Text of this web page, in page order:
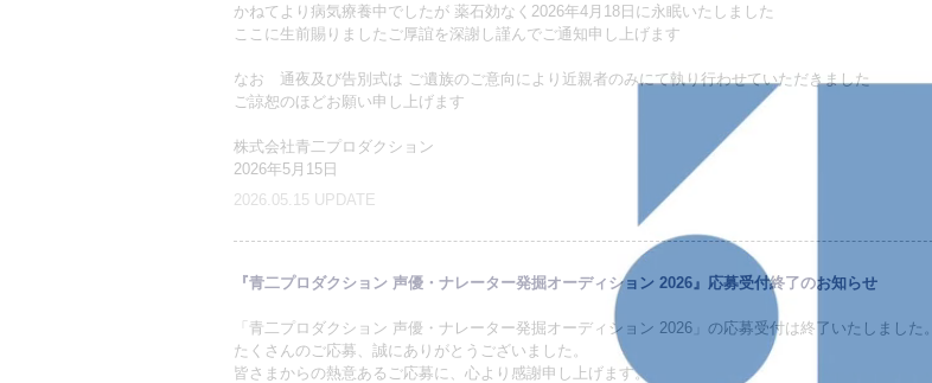
かねてより病気療養中でしたが 薬石効なく2026年4月18日に永眠いたしました
ここに生前賜りましたご厚誼を深謝し謹んでご通知申し上げます
なお 通夜及び告別式は ご遺族のご意向により近親者のみにて執り行わせていただきました
ご諒恕のほどお願い申し上げます
株式会社青二プロダクション
2026年5月15日
2026.05.15 UPDATE
『青二プロダクション 声優・ナレーター発掘オーディション 2026』応募受付終了のお知らせ
「青二プロダクション 声優・ナレーター発掘オーディション 2026」の応募受付は終了いたしました。
たくさんのご応募、誠にありがとうございました。
皆さまからの熱意あるご応募に、心より感謝申し上げます。